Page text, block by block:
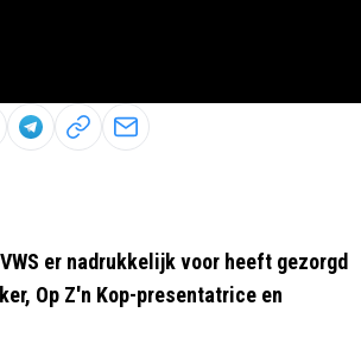
er nadrukkelijk voor heeft gezorgd
Op Z'n Kop-presentatrice en